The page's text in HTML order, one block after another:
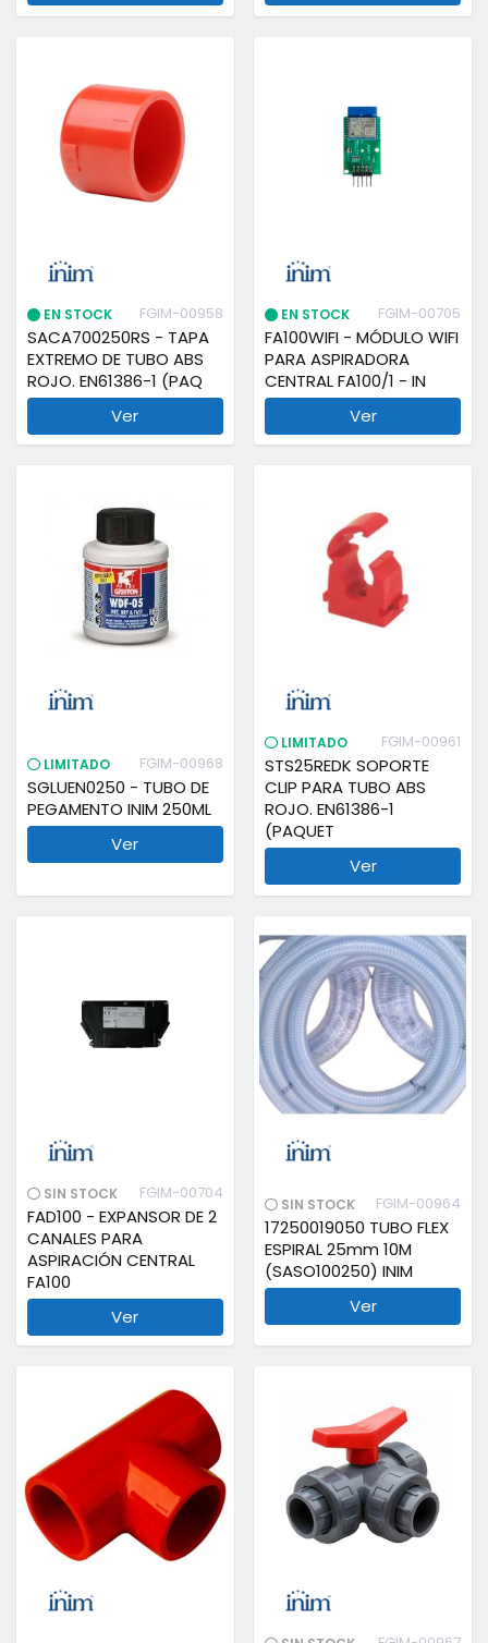
EN STOCK FGIM-00958
SACA700250RS - TAPA
EXTREMO DE TUBO ABS
ROJO. EN61386-1 (PAQ
Ver
EN STOCK FGIM-00705
FA100WIFI - MÓDULO WIFI
PARA ASPIRADORA
CENTRAL FA100/1 - IN
Ver
LIMITADO FGIM-00968
SGLUEN0250 - TUBO DE
PEGAMENTO INIM 250ML
Ver
LIMITADO FGIM-00961
STS25REDK SOPORTE
CLIP PARA TUBO ABS
ROJO. EN61386-1
(PAQUET
Ver
SIN STOCK FGIM-00704
FAD100 - EXPANSOR DE 2
CANALES PARA
ASPIRACIÓN CENTRAL
FA100
Ver
SIN STOCK FGIM-00964
17250019050 TUBO FLEX
ESPIRAL 25mm 10M
(SASO100250) INIM
Ver